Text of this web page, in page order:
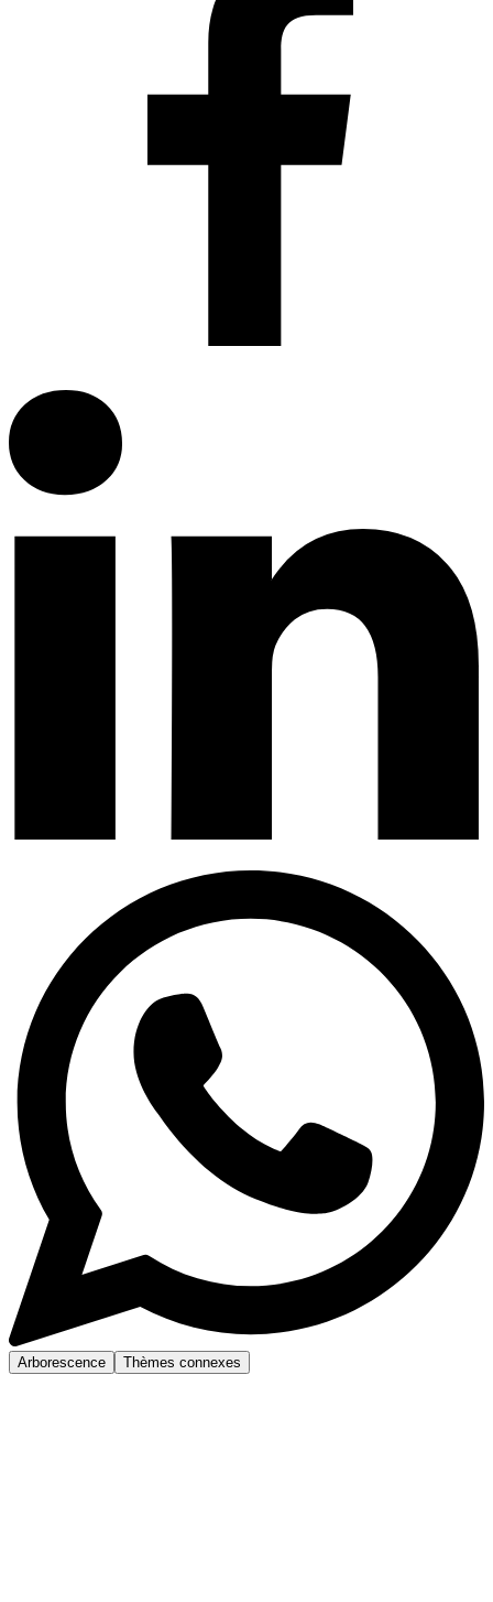
Arborescence Thèmes connexes